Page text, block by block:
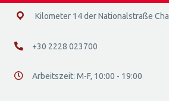
14ο χλμ. Ε.Ο. Χαλκίδας – Αιδηψού, 34400
Kilometer 14 der Nationalstraße
+30 2228 023700
+30 2228 023700
Διεύθυνση οδός 16, Ελλάδα
Arbeitszeit: Μ-F, 10:00 - 19:00